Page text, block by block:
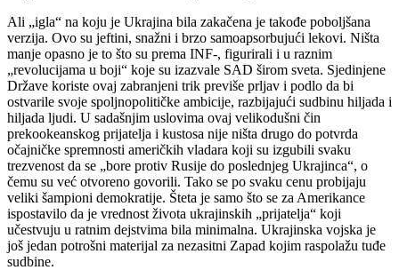
Ali „igla“ na koju je Ukrajina bila zakačena je takođe poboljšana
verzija. Ovo su jeftini, snažni i brzo samoapsorbujući lekovi. Ništa
manje opasno je to što su prema INF-, figurirali i u raznim
„revolucijama u boji“ koje su izazvale SAD širom sveta. Sjedinjene
Države koriste ovaj zabranjeni trik previše prljav i podlo da bi
ostvarile svoje spoljnopolitičke ambicije, razbijajući sudbinu hiljada i
hiljada ljudi. U sadašnjim uslovima ovaj velikodušni čin
prekookeanskog prijatelja i kustosa nije ništa drugo do potvrda
očajničke spremnosti američkih vladara koji su izgubili svaku
trezvenost da se „bore protiv Rusije do poslednjeg Ukrajinca“, o
čemu su već otvoreno govorili. Tako se po svaku cenu probijaju
veliki šampioni demokratije. Šteta je samo što se za Amerikance
ispostavilo da je vrednost života ukrajinskih „prijatelja“ koji
učestvuju u ratnim dejstvima bila minimalna. Ukrajinska vojska je
još jedan potrošni materijal za nezasitni Zapad kojim raspolažu tuđe
sudbine.